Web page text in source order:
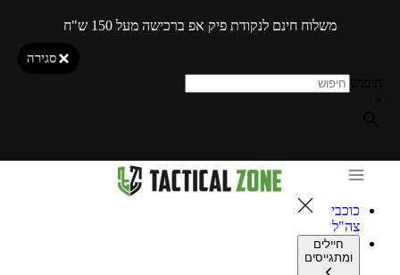
משלוח חינם לנקודת פיק אפ ברכישה מעל 150 ש"ח
סגירה
כוכבי
צה"ל
חיילים
ומתגייסים